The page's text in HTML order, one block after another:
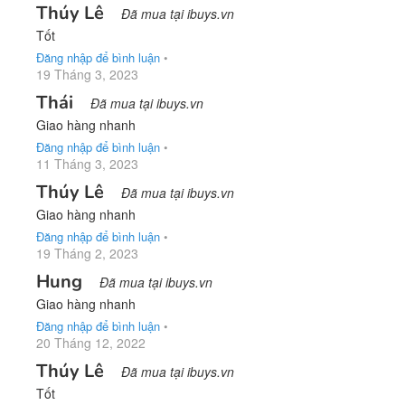
Thúy Lê Đã mua tại ibuys.vn
Tốt
Đăng nhập để bình luận •
19 Tháng 3, 2023
Thái Đã mua tại ibuys.vn
Giao hàng nhanh
Đăng nhập để bình luận •
11 Tháng 3, 2023
Thúy Lê Đã mua tại ibuys.vn
Giao hàng nhanh
Đăng nhập để bình luận •
19 Tháng 2, 2023
Hung Đã mua tại ibuys.vn
Giao hàng nhanh
Đăng nhập để bình luận •
20 Tháng 12, 2022
Thúy Lê Đã mua tại ibuys.vn
Tốt